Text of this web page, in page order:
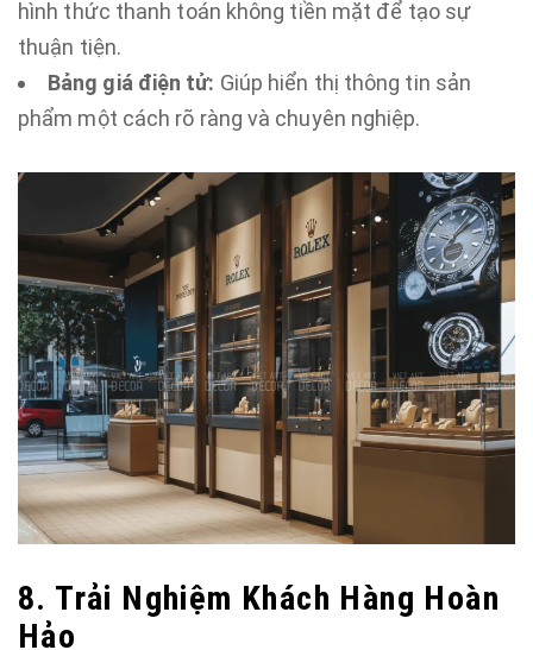
hình thức thanh toán không tiền mặt để tạo sự
thuận tiện.
Bảng giá điện tử: Giúp hiển thị thông tin sản
phẩm một cách rõ ràng và chuyên nghiệp.
8. Trải Nghiệm Khách Hàng Hoàn
Hảo